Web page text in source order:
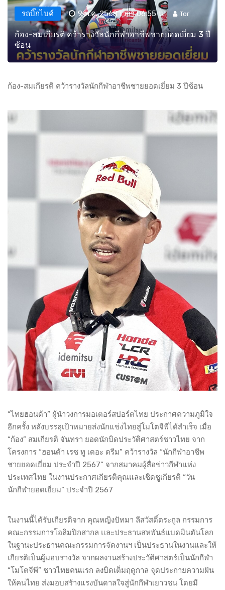
รถบิ๊กไบค์ 9 พ.ค. 2568 เวลา 06:55 น. Tor
ก้อง-สมเกียรติ คว้ารางวัลนักกีฬาอาชีพชายยอดเยี่ยม 3 ปี
ซ้อน
ก้อง-สมเกียรติ คว้ารางวัลนักกีฬาอาชีพชายยอดเยี่ยม 3 ปีซ้อน
“ไทยฮอนด้า” ผู้นำวงการมอเตอร์สปอร์ตไทย ประกาศความภูมิใจ
อีกครั้ง หลังบรรลุเป้าหมายส่งนักแข่งไทยสู่โมโตจีพีได้สำเร็จ เมื่อ
“ก้อง” สมเกียรติ จันทรา ยอดนักบิดประวัติศาสตร์ชาวไทย จาก
โครงการ “ฮอนด้า เรซ ทู เดอะ ดรีม” คว้ารางวัล “นักกีฬาอาชีพ
ชายยอดเยี่ยม ประจำปี 2567” จากสมาคมผู้สื่อข่าวกีฬาแห่ง
ประเทศไทย ในงานประกาศเกียรติคุณและเชิดชูเกียรติ “วัน
นักกีฬายอดเยี่ยม” ประจำปี 2567
ในงานนี้ได้รับเกียรติจาก คุณหญิงปัทมา ลีสวัสดิ์ตระกูล กรรมการ
คณะกรรมการโอลิมปิกสากล และประธานสหพันธ์แบดมินตันโลก
ในฐานะประธานคณะกรรมการจัดงานฯ เป็นประธานในงานและให้
เกียรติเป็นผู้มอบรางวัล จากผลงานสร้างประวัติศาสตร์เป็นนักกีฬา
“โมโตจีพี” ชาวไทยคนแรก ลงบิดเต็มฤดูกาล จุดประกายความฝัน
ให้คนไทย ส่งมอบสร้างแรงบันดาลใจสู่นักกีฬาเยาวชน โดยมี